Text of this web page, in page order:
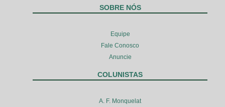
SOBRE NÓS
Equipe
Fale Conosco
Anuncie
COLUNISTAS
A. F. Monquelat